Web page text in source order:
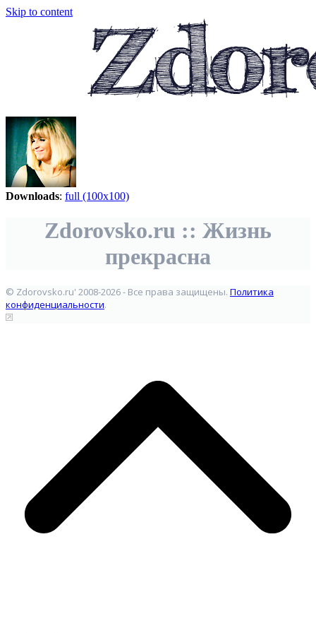
Skip to content
Downloads: full (100x100)
Zdorovsko.ru :: Жизнь
прекрасна
© Zdorovsko.ru' 2008-2026 - Все права защищены. Политика
конфиденциальности.